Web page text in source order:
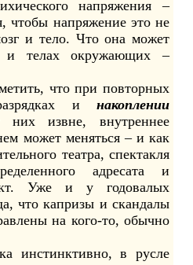
напряжения –
чтобы напряжение это не
и тело. Что она может
и телах окружающих –
что при повторных
и накоплении
извне, внутреннее
может меняться – и как
театра, спектакля
адресата и
Уже и у годовалых
что капризы и скандалы
на кого-то, обычно
в русле